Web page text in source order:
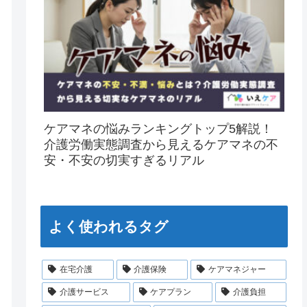
ケアマネの悩みランキングトップ5解説！
介護労働実態調査から見えるケアマネの不
安・不安の切実すぎるリアル
よく使われるタグ
在宅介護 介護保険 ケアマネジャー
介護サービス ケアプラン 介護負担